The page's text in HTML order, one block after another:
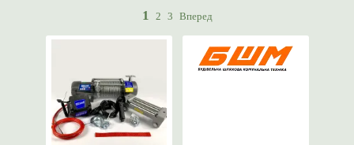
1 2 3 Вперед